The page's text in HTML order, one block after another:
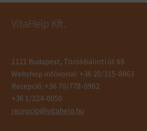
VitaHelp Kft.
1121 Budapest, Törökbálinti út 69.
Webshop infóvonal: +36 20/315-8863
Recepció: +36 70/778-0902
+36 1/224-0050
recepcio@vitahelp.hu